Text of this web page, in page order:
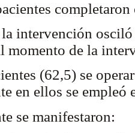
intervención
momento de la
(62,5) se
en ellos se empleó
se manifestaron: